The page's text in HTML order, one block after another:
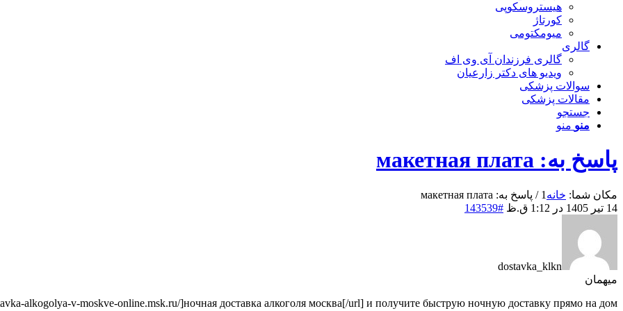
هیستروسکوپی
کورتاژ
میومکتومی
گالری
گالری فرزندان آی وی اف
ویدیو های دکتر زارعیان
سوالات پزشکی
مقالات پزشکی
جستجو
منو منو
پاسخ به: макетная плата
مکان شما: خانه 1
/ پاسخ به: макетная плата
14 تیر 1405 در 1:12 ق.ظ
#143539
dostavka_klkn
میهمان
alkogolya-v-moskve-online.msk.ru/]ночная доставка алкоголя москва[/url] и получите быструю ночную доставку прямо на дом.